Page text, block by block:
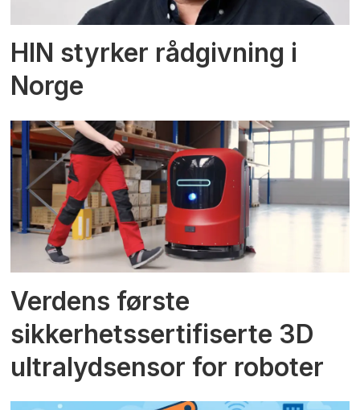
HIN styrker rådgivning i
Norge
Verdens første
sikkerhetssertifiserte 3D
ultralydsensor for roboter